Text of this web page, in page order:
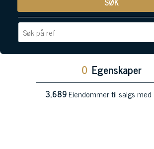
0 Egenskaper
3,689Eiendommer til salgs med